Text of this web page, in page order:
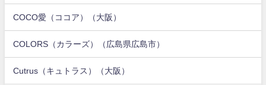
COCO愛（ココア）（大阪）
COLORS（カラーズ）（広島県広島市）
Cutrus（キュトラス）（大阪）